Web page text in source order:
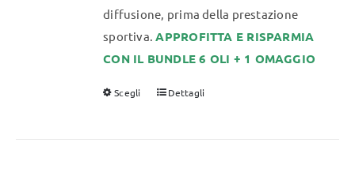
diffusione, prima della prestazione
sportiva.APPROFITTA E RISPARMIA
CON IL BUNDLE 6 OLI + 1 OMAGGIO
Scegli
Questo
Dettagli